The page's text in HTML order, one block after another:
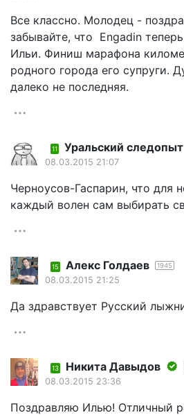
Все классно. Молодец -
забывайте, что Engadin
Ильи. Финиш марафона
родного города его супруги.
далеко не последняя.
11 Уральский следопыт
08.03.2015 21:07
Черноусов-Гаспарин, что для
каждый волен сам выбирать
15 Алекс Голдаев 1945
08.03.2015 21:25
Да здравствует Русский
13 Никита Давыдов
08.03.2015 23:36
Поздравляю Илью! Отличный